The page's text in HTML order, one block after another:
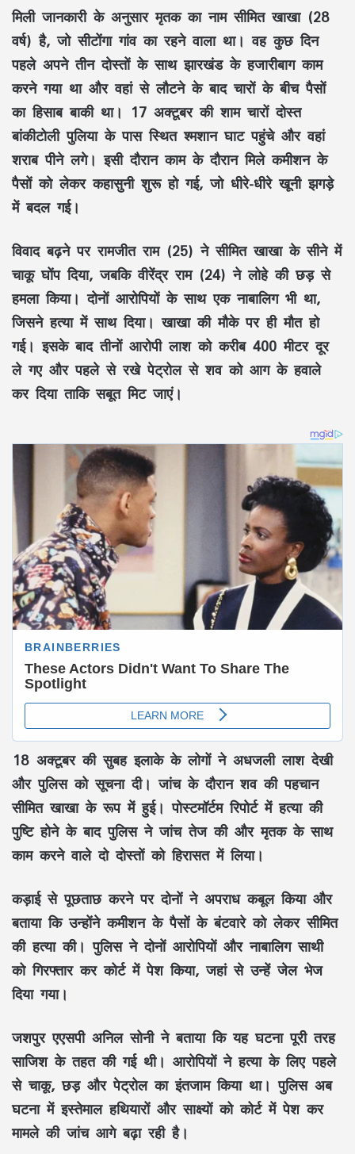
मिली जानकारी के अनुसार मृतक का नामसीमित खाखा (28
वर्ष) है, जो सीटोंगा गांव का रहने वाला था। वह कुछ दिन
पहले अपने तीन दोस्तों के साथ झारखंड के हजारीबाग काम
करने गया था और वहां से लौटने के बाद चारों के बीच पैसों
का हिसाब बाकी था। 17 अक्टूबर की शाम चारों दोस्त
बांकीटोली पुलिया के पास स्थित श्मशान घाट पहुंचे और वहां
शराब पीने लगे। इसी दौरान काम के दौरान मिले कमीशन के
पैसों को लेकर कहासुनी शुरू हो गई, जो धीरे-धीरे खूनी झगड़े
में बदल गई।
विवाद बढ़ने पररामजीत राम (25) ने सीमित खाखा के सीने में
चाकू घोंप दिया, जबकिवीरेंद्र राम (24) ने लोहे की छड़ से
हमला किया। दोनों आरोपियों के साथ एक नाबालिग भी था,
जिसने हत्या में साथ दिया। खाखा की मौके पर ही मौत हो
गई। इसके बाद तीनों आरोपी लाश को करीब 400 मीटर दूर
ले गए और पहले से रखे पेट्रोल से शव को आग के हवाले
कर दिया ताकि सबूत मिट जाएं।
18 अक्टूबर की सुबह इलाके के लोगों ने अधजली लाश देखी
और पुलिस को सूचना दी। जांच के दौरान शव की पहचान
सीमित खाखा के रूप में हुई। पोस्टमॉर्टम रिपोर्ट में हत्या की
पुष्टि होने के बाद पुलिस ने जांच तेज की और मृतक के साथ
काम करने वाले दो दोस्तों को हिरासत में लिया।
कड़ाई से पूछताछ करने पर दोनों ने अपराध कबूल किया और
बताया कि उन्होंने कमीशन के पैसों के बंटवारे को लेकर सीमित
की हत्या की। पुलिस ने दोनों आरोपियों और नाबालिग साथी
को गिरफ्तार कर कोर्ट में पेश किया, जहां से उन्हें जेल भेज
दिया गया।
जशपुर एएसपी अनिल सोनीने बताया कि यह घटना पूरी तरह
साजिश के तहत की गई थी। आरोपियों ने हत्या के लिए पहले
से चाकू, छड़ और पेट्रोल का इंतजाम किया था। पुलिस अब
घटना में इस्तेमाल हथियारों और साक्ष्यों को कोर्ट में पेश कर
मामले की जांच आगे बढ़ा रही है।